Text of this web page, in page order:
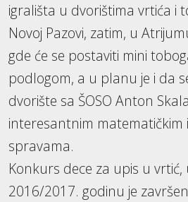
igrališta u dvorištima vrtića i
Novoj Pazovi, zatim, u
gde će se postaviti mini
podlogom, a u planu je i da
dvorište sa ŠOSO Anton
interesantnim matematičkim
spravama.
Konkurs dece za upis u
2016/2017. godinu je